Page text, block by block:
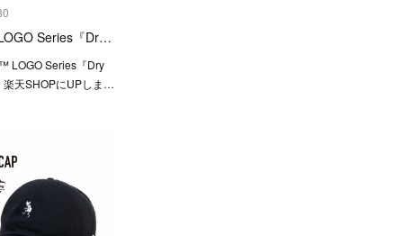
Series『Dr…
LOGO Series『Dry
楽天SHOPにUPしま…